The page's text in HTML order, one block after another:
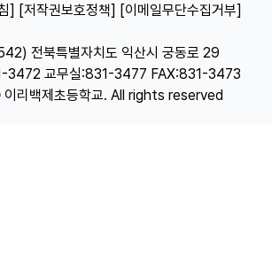
] [저작권보호정책] [이메일무단수집거부]
전북특별자치도 익산시 궁동로 29
3472 교무실:831-3477 FAX:831-3473
리백제초등학교. All rights reserved